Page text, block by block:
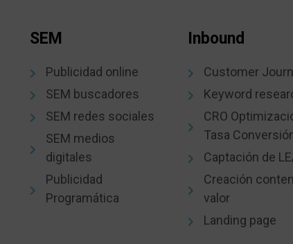
SEM
Publicidad online
SEM buscadores
SEM redes sociales
SEM medios
digitales
Publicidad
Programática
Inbound
Customer
Keyword
CRO
Tasa
Captación de
Creación
valor
Landing page